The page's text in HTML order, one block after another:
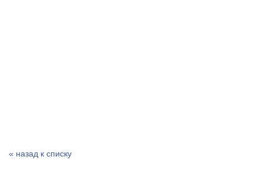
« назад к списку